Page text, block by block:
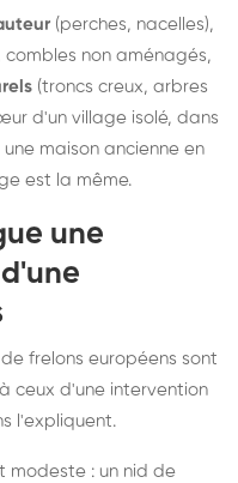
(perches, nacelles),
combles non aménagés,
(troncs creux, arbres
d'un village isolé, dans
maison ancienne en
est la même.
une
frelons européens sont
à ceux d'une intervention
l'expliquent.
modeste : un nid de